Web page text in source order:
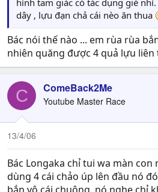
hình tam giác có tác dụng giè
dây , lựu đạn chả cái nèo ăn thua
Bác nói thế nào ... em rùa rùa
nhiên quăng được 4 quả lựu liên
C ComeBack2Me
Youtube Master Race
13/4/06
Bác Longaka chỉ tui wa màn con
dùng 4 cái chảo úp lên đầu nó